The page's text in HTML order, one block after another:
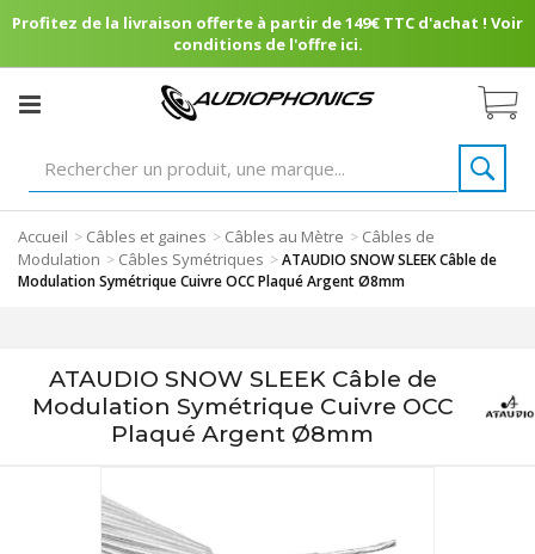
Profitez de la livraison offerte à partir de 149€ TTC d'achat ! Voir
conditions de l'offre ici.
Accueil > Câbles et gaines > Câbles au Mètre > Câbles de
Modulation > Câbles Symétriques >ATAUDIO SNOW SLEEK Câble de
Modulation Symétrique Cuivre OCC Plaqué Argent Ø8mm
ATAUDIO SNOW SLEEK Câble de
Modulation Symétrique Cuivre OCC
Plaqué Argent Ø8mm